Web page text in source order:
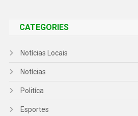
CATEGORIES
Notícias Locais
Notícias
Politíca
Esportes